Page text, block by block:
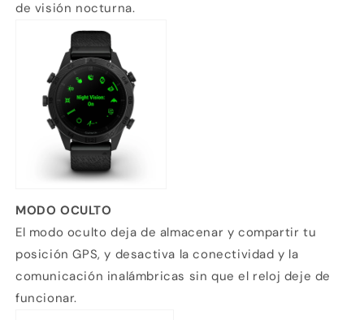
de visión nocturna.
MODO OCULTO
El modo oculto deja de almacenar y compartir tu
posición GPS, y desactiva la conectividad y la
comunicación inalámbricas sin que el reloj deje de
funcionar.